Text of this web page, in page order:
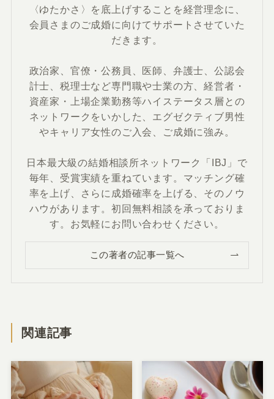
〈ゆたかさ〉を底上げすることを経営理念に、
会員さまのご成婚に向けてサポートさせていた
だきます。
政治家、官僚・公務員、医師、弁護士、公認会
計士、税理士など専門職や士業の方、経営者・
資産家・上場企業勤務等ハイステータス層との
ネットワークをいかした、エグゼクティブ男性
やキャリア女性のご入会、ご成婚に強み。
日本最大級の結婚相談所ネットワーク「IBJ」で
毎年、受賞実績を重ねています。マッチング確
率を上げ、さらに成婚確率を上げる、そのノウ
ハウがあります。初回無料相談を承っておりま
す。お気軽にお問い合わせください。
この著者の記事一覧へ
関連記事